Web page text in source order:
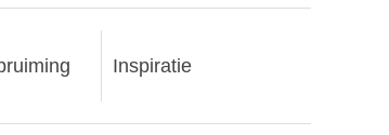
Inspiratie